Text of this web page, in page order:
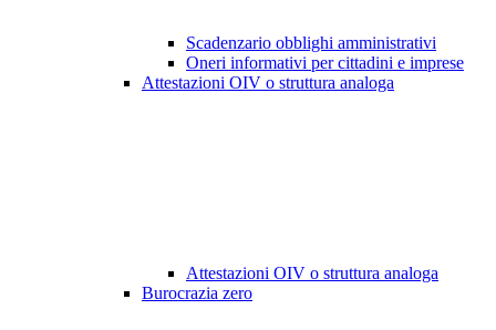
Scadenzario obblighi amministrativi
Oneri informativi per cittadini e imprese
Attestazioni OIV o struttura analoga
Attestazioni OIV o struttura analoga
Burocrazia zero